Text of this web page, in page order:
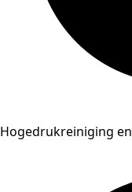
Hogedrukreiniging en